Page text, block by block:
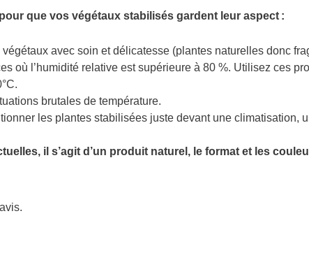
que vos végétaux stabilisés gardent leur aspect :
avec soin et délicatesse (plantes naturelles donc
où l’humidité relative est supérieure à 80 %. Utilisez ces
brutales de température.
les plantes stabilisées juste devant une climatisation,
il s’agit d’un produit naturel, le format et les